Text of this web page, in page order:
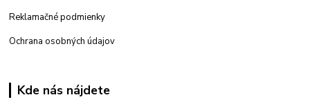
Reklamačné podmienky
Ochrana osobných údajov
Kde nás nájdete